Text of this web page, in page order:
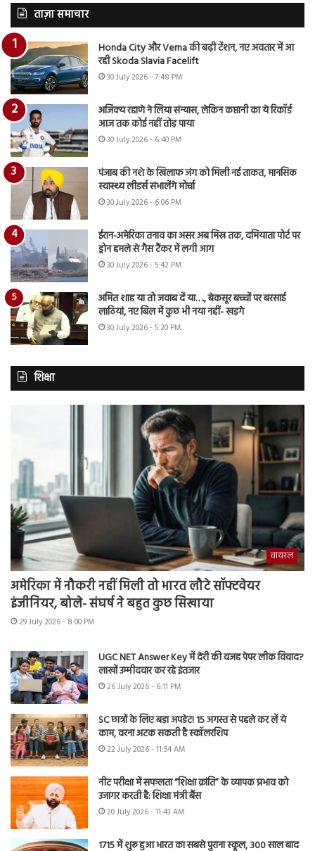
ताज़ा समाचार
Honda City और Verna की बढ़ी टेंशन, नए अवतार में आ
रही Skoda Slavia Facelift
30 July 2026 - 7:48 PM
अजिंक्य रहाणे ने लिया संन्यास, लेकिन कप्तानी का ये रिकॉर्ड
आज तक कोई नहीं तोड़ पाया
30 July 2026 - 6:40 PM
पंजाब की नशे के खिलाफ जंग को मिली नई ताकत, मानसिक
स्वास्थ्य लीडर्स संभालेंगे मोर्चा
30 July 2026 - 6:06 PM
ईरान-अमेरिका तनाव का असर अब मिस्र तक, दमियाता पोर्ट पर
ड्रोन हमले से गैस टैंकर में लगी आग
30 July 2026 - 5:42 PM
अमित शाह या तो जवाब दें या…., बेकसूर बच्चों पर बरसाई
लाठियां, नए बिल में कुछ भी नया नहीं- खड़गे
30 July 2026 - 5:20 PM
शिक्षा
वायरल
अमेरिका में नौकरी नहीं मिली तो भारत लौटे सॉफ्टवेयर
इंजीनियर, बोले- संघर्ष ने बहुत कुछ सिखाया
29 July 2026 - 8:00 PM
UGC NET Answer Key में देरी की वजह पेपर लीक विवाद?
लाखों उम्मीदवार कर रहे इंतजार
26 July 2026 - 6:11 PM
SC छात्रों के लिए बड़ा अपडेट! 15 अगस्त से पहले कर लें ये
काम, वरना अटक सकती है स्कॉलरशिप
22 July 2026 - 11:54 AM
नीट परीक्षा में सफलता “शिक्षा क्रांति” के व्यापक प्रभाव को
उजागर करती है: शिक्षा मंत्री बैंस
20 July 2026 - 11:43 AM
1715 में शुरू हुआ भारत का सबसे पुराना स्कूल, 300 साल बाद